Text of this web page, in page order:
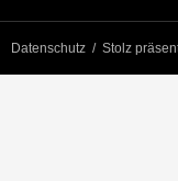
Datenschutz Stolz